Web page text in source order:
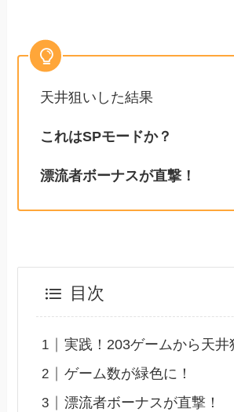
天井狙いした結果
これはSPモードか？
漂流者ボーナスが直撃！
目次
実践！203ゲームから天井
ゲーム数が緑色に！
漂流者ボーナスが直撃！